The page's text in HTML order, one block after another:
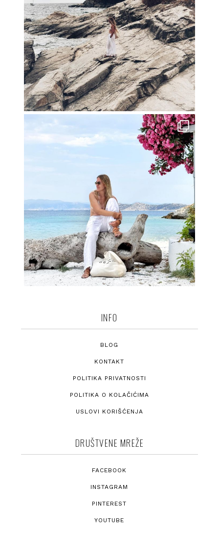
INFO
BLOG
KONTAKT
POLITIKA PRIVATNOSTI
POLITIKA O KOLAČIĆIMA
USLOVI KORIŠĆENJA
DRUŠTVENE MREŽE
FACEBOOK
INSTAGRAM
PINTEREST
YOUTUBE